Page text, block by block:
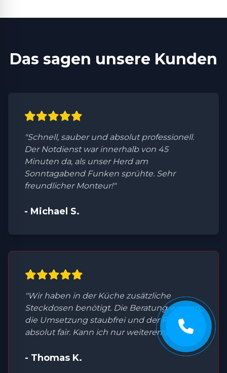
Das sagen unsere Kunden
"Schnell, sauber und absolut professionell.
Der Notdienst war innerhalb von 45
Minuten da, als unser Herd am
Sonntagabend Funken sprühte. Sehr
freundlicher Monteur!"
- Michael S.
"Wir haben in der Küche zusätzliche
Steckdosen benötigt. Die Beratung war top,
die Umsetzung staubfrei und der Preis
absolut fair. Kann ich nur weiterempfehlen."
- Thomas K.